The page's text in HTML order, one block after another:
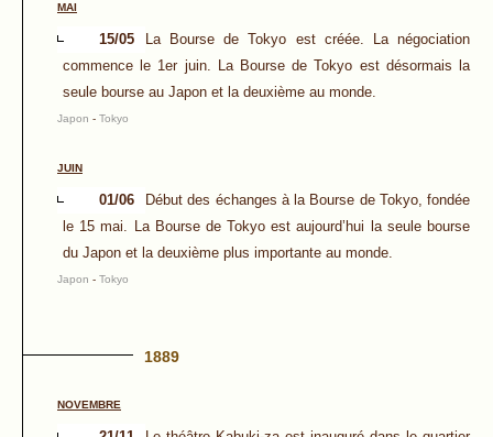
MAI
15/05
La Bourse de Tokyo est créée. La négociation
commence le 1er juin. La Bourse de Tokyo est désormais la
seule bourse au Japon et la deuxième au monde.
Japon - Tokyo
JUIN
01/06
Début des échanges à la Bourse de Tokyo, fondée
le 15 mai. La Bourse de Tokyo est aujourd’hui la seule bourse
du Japon et la deuxième plus importante au monde.
Japon - Tokyo
1889
NOVEMBRE